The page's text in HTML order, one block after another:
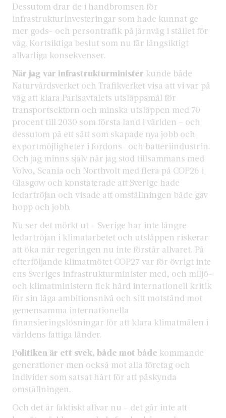
Dessutom drar de i handbromsen för
infrastrukturinvesteringar som hade kunnat ge
mer gods- och persontrafik på järnväg i stället för
väg. Kortsiktiga beslut som nu får långsiktigt
allvarliga konsekvenser.
När jag var infrastrukturminister kunde både
Naturvårdsverket och Trafikverket visa att vi var på
väg att klara Parisavtalets utsläppsmål för
transportsektorn och minska utsläppen med 70
procent till 2030 som första land i världen – och
dessutom på ett sätt som skapade nya jobb och
exportmöjligheter i fordons- och batteriindustrin.
Och jag minns själv när jag stod tillsammans med
Volvo, Scania och Northvolt med flera på COP26 i
Glasgow och konstaterade att Sverige hade
ledartröjan och visade att omställningen både gav
hopp och jobb.
Nu ser det mörkt ut – Sverige har inte längre
ledartröjan i klimatarbetet och utsläppen riskerar
att öka när regeringen nu inte förstår allvaret. På
efterföljande klimatmötet COP27 var för övrigt inte
ens Sveriges infrastrukturminister med, och miljö-
och klimatministern fick hård internationell kritik
för sin låga ambitionsnivå och sitt motstånd mot
gemensamma internationella
finansieringslösningar för att klara klimatmålen i
världens fattiga länder.
Politiken är ett svek, både mot både kommande
generationer men också mot alla företag och
individer som satsat hårt för att påskynda
omställningen.
Och det är faktiskt allvar nu – det går inte att